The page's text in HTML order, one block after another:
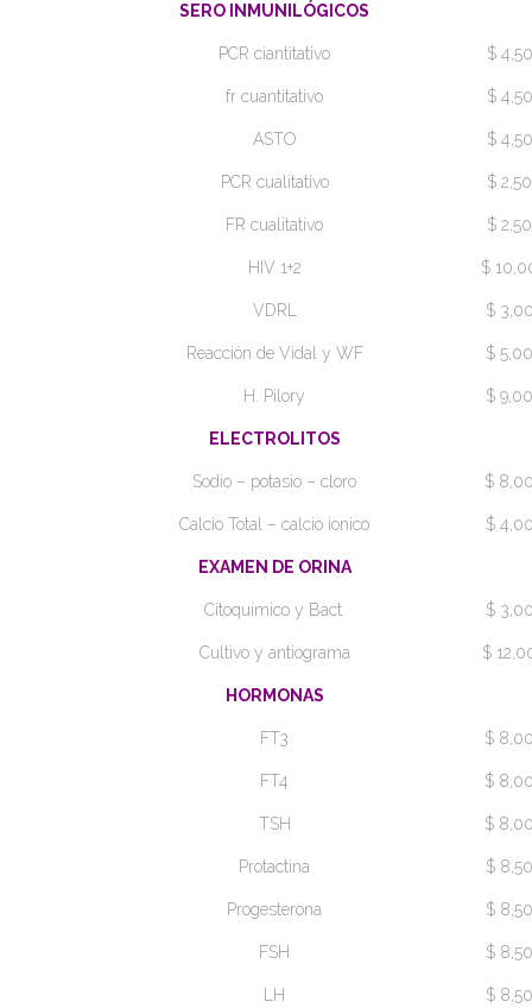
SERO INMUNILÓGICOS
PCR ciantitativo $ 4,50
fr cuantitativo $ 4,50
ASTO $ 4,50
PCR cualitativo $ 2,50
FR cualitativo $ 2,50
HIV 1+2 $
VDRL $
Reacción de Vidal y WF $ 5,00
H. Pilory $ 9,00
ELECTROLITOS
Sodio – potasio – cloro $
Calcio Total – calcio ionico $
EXAMEN DE ORINA
Citoquímico y Bact. $
Cultivo y antiograma $
HORMONAS
FT3 $
FT4 $
TSH $
Protactina $ 8,50
Progesterona $ 8,50
FSH $ 8,50
LH $ 8,50